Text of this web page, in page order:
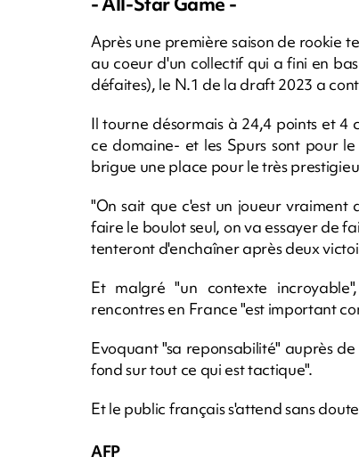
Après une première saison de rookie
au coeur d'un collectif qui a fini en
défaites), le N.1 de la draft 2023 a
Il tourne désormais à 24,4 points et
ce domaine- et les Spurs sont pour
brigue une place pour le très
"On sait que c'est un joueur
faire le boulot seul, on va essayer de
tenteront d'enchaîner après deux
Et malgré "un contexte
rencontres en France "est important
Evoquant "sa reponsabilité" auprès
fond sur tout ce qui est tactique".
Et le public français s'attend sans
AFP